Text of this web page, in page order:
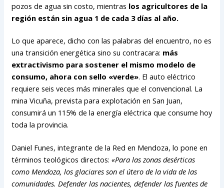
pozos de agua sin costo, mientras los agricultores de la
región están sin agua 1 de cada 3 días al año.
Lo que aparece, dicho con las palabras del encuentro, no es
una transición energética sino su contracara: más
extractivismo para sostener el mismo modelo de
consumo, ahora con sello «verde». El auto eléctrico
requiere seis veces más minerales que el convencional. La
mina Vicuña, prevista para explotación en San Juan,
consumirá un 115% de la energía eléctrica que consume hoy
toda la provincia.
Daniel Funes, integrante de la Red en Mendoza, lo pone en
términos teológicos directos: «Para las zonas desérticas
como Mendoza, los glaciares son el útero de la vida de las
comunidades. Defender las nacientes, defender las fuentes de